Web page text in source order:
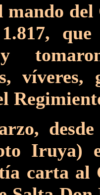
mando
víveres,
Iruya)
carta al